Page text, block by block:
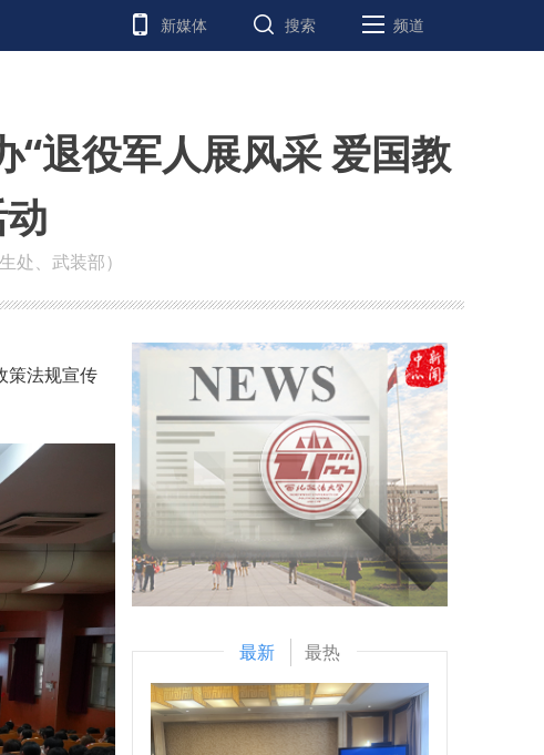
新媒体 搜索 频道
“退役军人展风采 爱国教
处、武装部）
策法规宣传
最新 最热